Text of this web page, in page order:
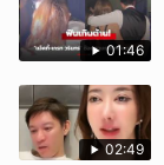
01:46
02:49